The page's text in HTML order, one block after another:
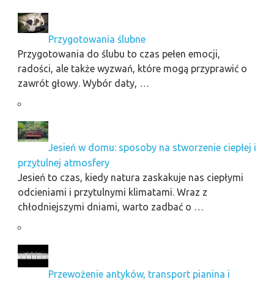
Przygotowania ślubne
Przygotowania do ślubu to czas pełen emocji,
radości, ale także wyzwań, które mogą przyprawić o
zawrót głowy. Wybór daty, …
Jesień w domu: sposoby na stworzenie ciepłej i
przytulnej atmosfery
Jesień to czas, kiedy natura zaskakuje nas ciepłymi
odcieniami i przytulnymi klimatami. Wraz z
chłodniejszymi dniami, warto zadbać o …
Przewożenie antyków, transport pianina i